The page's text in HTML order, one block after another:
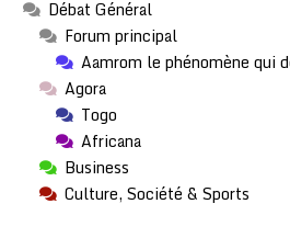
Débat Général
Forum principal
Aamrom le phénomène qui
Agora
Togo
Africana
Business
Culture, Société & Sports